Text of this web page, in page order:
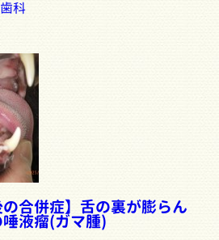
科
の合併症】舌の裏が膨らん
液瘤(ガマ腫)